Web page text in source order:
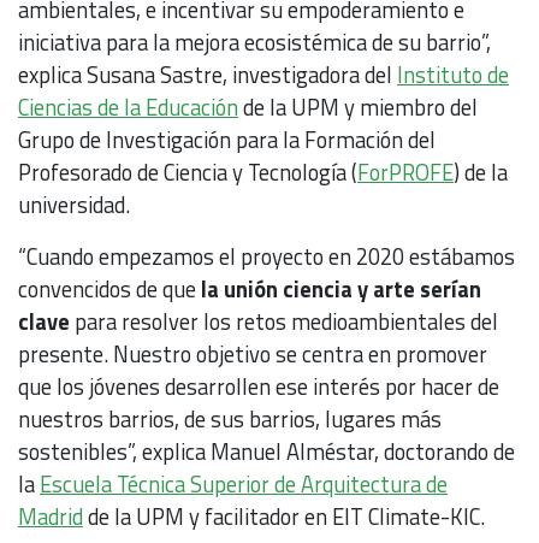
ambientales, e incentivar su empoderamiento e
iniciativa para la mejora ecosistémica de su barrio”,
explica Susana Sastre, investigadora del Instituto de
Ciencias de la Educaciónde la UPM y miembro del
Grupo de Investigación para la Formación del
Profesorado de Ciencia y Tecnología (ForPROFE) de la
universidad.
“Cuando empezamos el proyecto en 2020 estábamos
convencidos de quela unión ciencia y arte serían
clave para resolver los retos medioambientales del
presente. Nuestro objetivo se centra en promover
que los jóvenes desarrollen ese interés por hacer de
nuestros barrios, de sus barrios, lugares más
sostenibles”, explica Manuel Alméstar, doctorando de
laEscuela Técnica Superior de Arquitectura de
Madridde la UPM y facilitador en EIT Climate-KIC.